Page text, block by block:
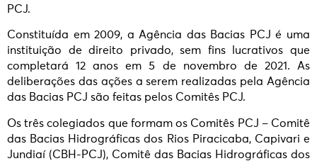
PCJ.
Constituída em 2009, a Agência das Bacias PCJ é uma
instituição de direito privado, sem fins lucrativos que
completará 12 anos em 5 de novembro de 2021. As
deliberações das ações a serem realizadas pela Agência
das Bacias PCJ são feitas pelos Comitês PCJ.
Os três colegiados que formam os Comitês PCJ – Comitê
das Bacias Hidrográficas dos Rios Piracicaba, Capivari e
Jundiaí (CBH-PCJ), Comitê das Bacias Hidrográficas dos